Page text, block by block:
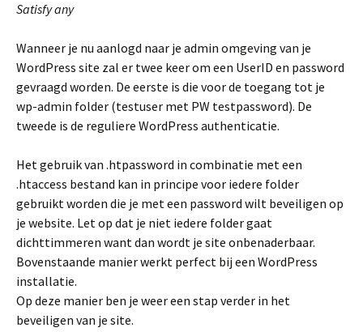
Satisfy any
Wanneer je nu aanlogd naar je admin omgeving van je
WordPress site zal er twee keer om een UserID en password
gevraagd worden. De eerste is die voor de toegang tot je
wp-admin folder (testuser met PW testpassword). De
tweede is de reguliere WordPress authenticatie.
Het gebruik van .htpassword in combinatie met een
.htaccess bestand kan in principe voor iedere folder
gebruikt worden die je met een password wilt beveiligen op
je website. Let op dat je niet iedere folder gaat
dichttimmeren want dan wordt je site onbenaderbaar.
Bovenstaande manier werkt perfect bij een WordPress
installatie.
Op deze manier ben je weer een stap verder in het
beveiligen van je site.